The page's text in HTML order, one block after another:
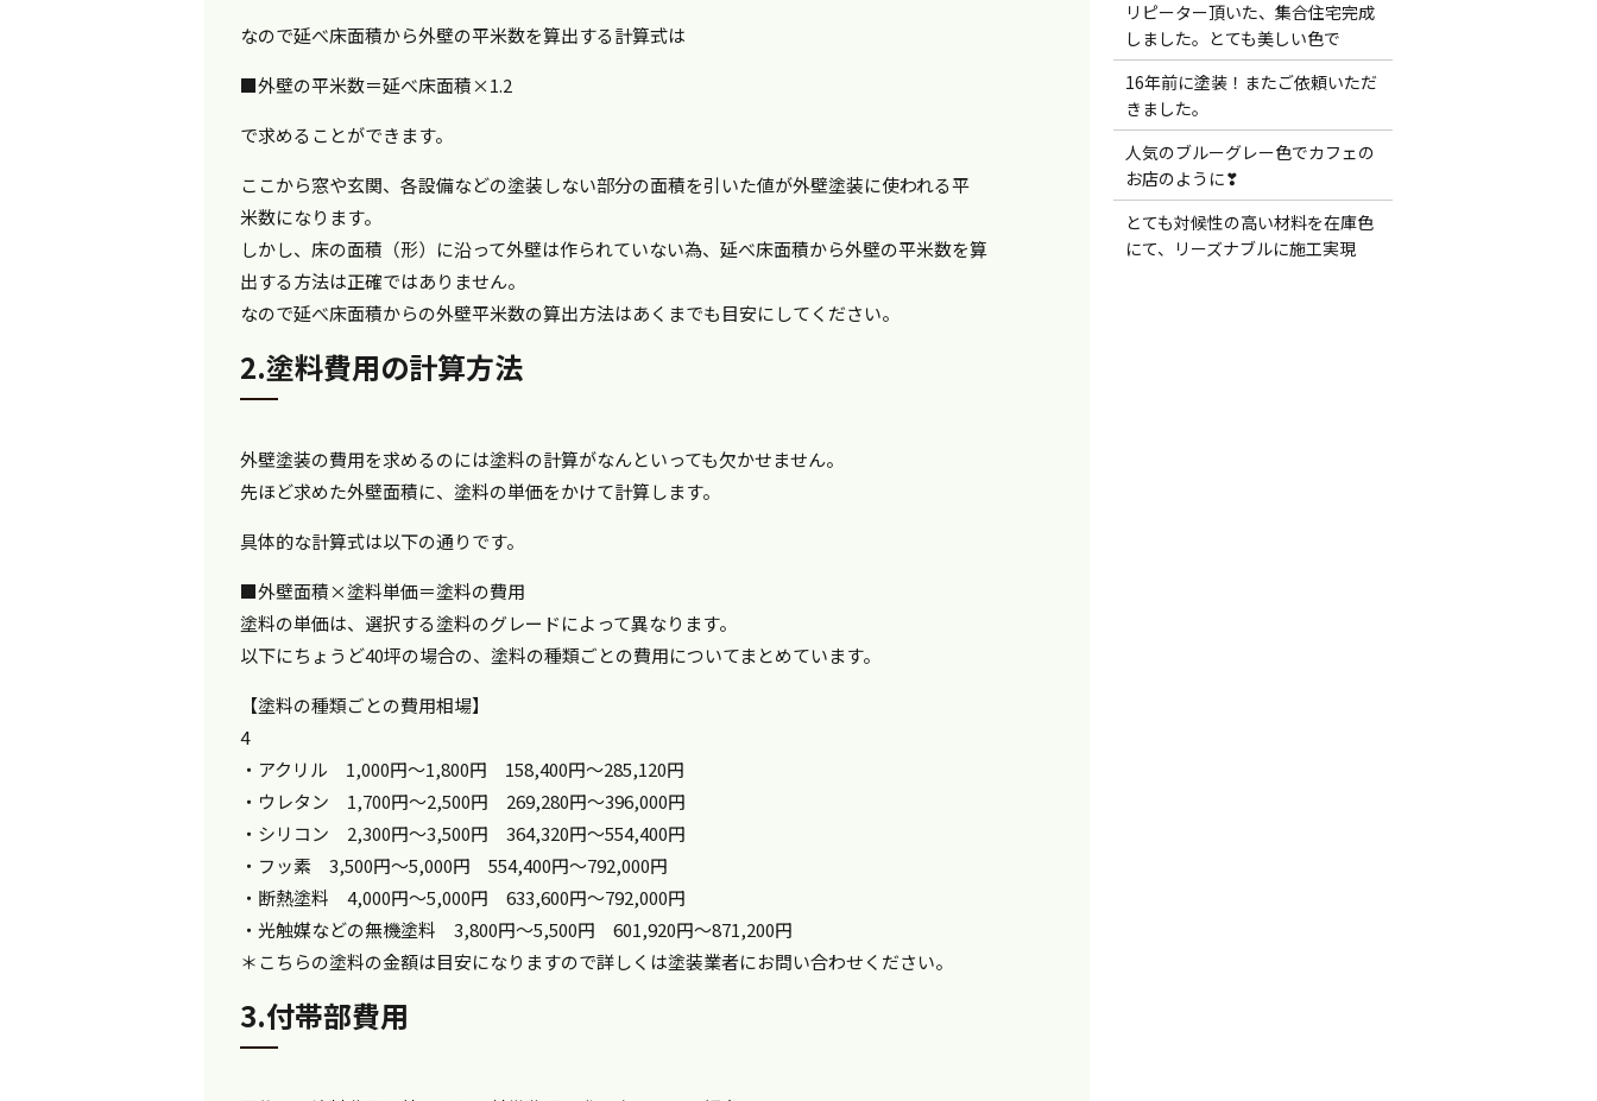
なので延べ床面積から外壁の平米数を算出する計算式は
■外壁の平米数＝延べ床面積×1.2
で求めることができます。
ここから窓や玄関、各設備などの塗装しない部分の面積を引いた値が外壁塗装に使われる平
米数になります。
しかし、床の面積（形）に沿って外壁は作られていない為、延べ床面積から外壁の平米数を算
出する方法は正確ではありません。
なので延べ床面積からの外壁平米数の算出方法はあくまでも目安にしてください。
2.塗料費用の計算方法
外壁塗装の費用を求めるのには塗料の計算がなんといっても欠かせません。
先ほど求めた外壁面積に、塗料の単価をかけて計算します。
具体的な計算式は以下の通りです。
■外壁面積×塗料単価＝塗料の費用
塗料の単価は、選択する塗料のグレードによって異なります。
以下にちょうど40坪の場合の、塗料の種類ごとの費用についてまとめています。
【塗料の種類ごとの費用相場】
4
・アクリル 1,000円～1,800円 158,400円～285,120円
・ウレタン 1,700円～2,500円 269,280円～396,000円
・シリコン 2,300円～3,500円 364,320円～554,400円
・フッ素 3,500円～5,000円 554,400円～792,000円
・断熱塗料 4,000円～5,000円 633,600円～792,000円
・光触媒などの無機塗料 3,800円～5,500円 601,920円～871,200円
＊こちらの塗料の金額は目安になりますので詳しくは塗装業者にお問い合わせください。
3.付帯部費用
リピーター頂いた、集合住宅完成
しました。とても美しい色で
16年前に塗装！またご依頼いただ
きました。
人気のブルーグレー色でカフェの
お店のように❣
とても対候性の高い材料を在庫色
にて、リーズナブルに施工実現